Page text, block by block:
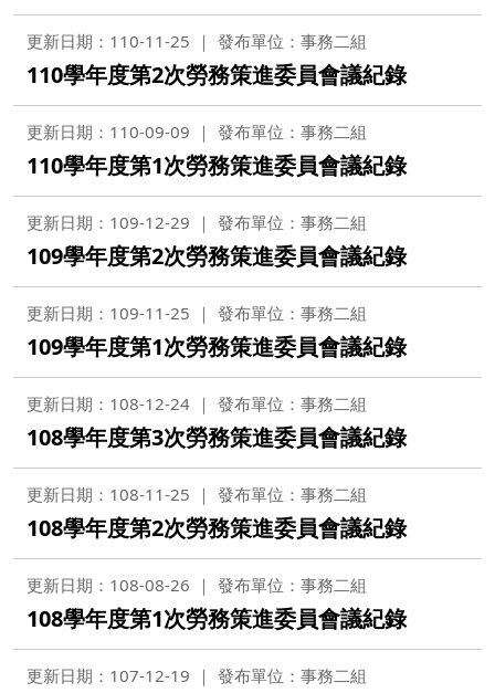
更新日期：110-11-25 發布單位：事務二組
110學年度第2次勞務策進委員會議紀錄
更新日期：110-09-09 發布單位：事務二組
110學年度第1次勞務策進委員會議紀錄
更新日期：109-12-29 發布單位：事務二組
109學年度第2次勞務策進委員會議紀錄
更新日期：109-11-25 發布單位：事務二組
109學年度第1次勞務策進委員會議紀錄
更新日期：108-12-24 發布單位：事務二組
108學年度第3次勞務策進委員會議紀錄
更新日期：108-11-25 發布單位：事務二組
108學年度第2次勞務策進委員會議紀錄
更新日期：108-08-26 發布單位：事務二組
108學年度第1次勞務策進委員會議紀錄
更新日期：107-12-19 發布單位：事務二組